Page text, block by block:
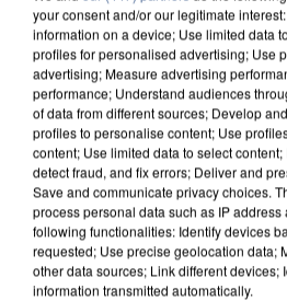
UNE TOURISTE DE L’OISE
your consent and/or our legitimate
information on a device; Use limited data
profiles for personalised advertising; Use
advertising; Measure advertising
performance; Understand audiences
of data from different sources; Develop
profiles to personalise content; Use
content; Use limited data to select
detect fraud, and fix errors; Deliver and
Save and communicate privacy choices.
process personal data such as IP
following functionalities: Identify devices
requested; Use precise geolocation data;
other data sources; Link different devices;
information transmitted automatically.